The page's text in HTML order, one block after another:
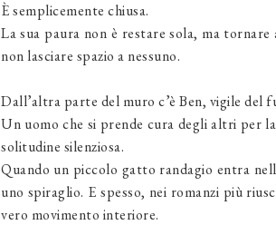
È semplicemente chiusa.
La sua paura non è restare sola, ma
non lasciare spazio a nessuno.
Dall’altra parte del muro c’è Ben, vigile del
Un uomo che si prende cura degli altri per
solitudine silenziosa.
Quando un piccolo gatto randagio entra
uno spiraglio. E spesso, nei romanzi più
vero movimento interiore.